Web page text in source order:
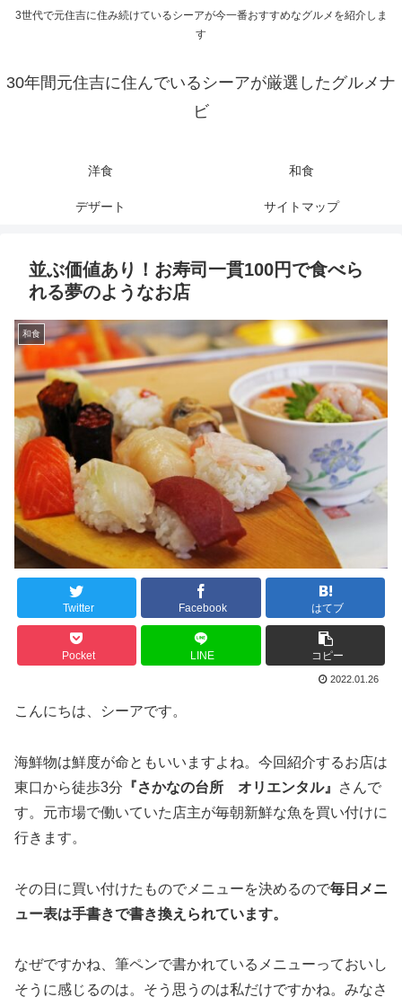
3世代で元住吉に住み続けているシーアが今一番おすすめなグルメを紹介しま
す
30年間元住吉に住んでいるシーアが厳選したグルメナ
ビ
洋食 和食
デザート サイトマップ
並ぶ価値あり！お寿司一貫100円で食べら
れる夢のようなお店
和食
Twitter Facebook はてブ
Pocket LINE コピー
2022.01.26
こんにちは、シーアです。
海鮮物は鮮度が命ともいいますよね。今回紹介するお店は
東口から徒歩3分 『さかなの台所 オリエンタル』
さんで
す。元市場で働いていた店主が毎朝新鮮な魚を買い付けに
行きます。
その日に買い付けたものでメニューを決めるので毎日メニ
ュー表は手書きで書き換えられています。
なぜですかね、筆ペンで書かれているメニューっておいし
そうに感じるのは。そう思うのは私だけですかね。みなさ